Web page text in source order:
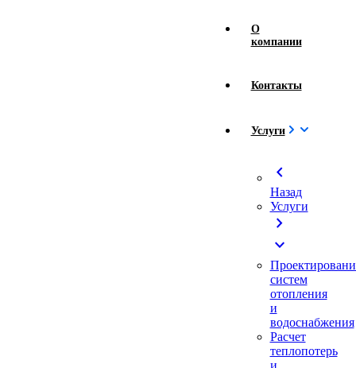
О
компании
Контакты
Услуги
chevron_left
Назад
Услуги
chevron_right
expand_more
систем
отопления
и
водоснабжения
Расчет
теплопотерь
и